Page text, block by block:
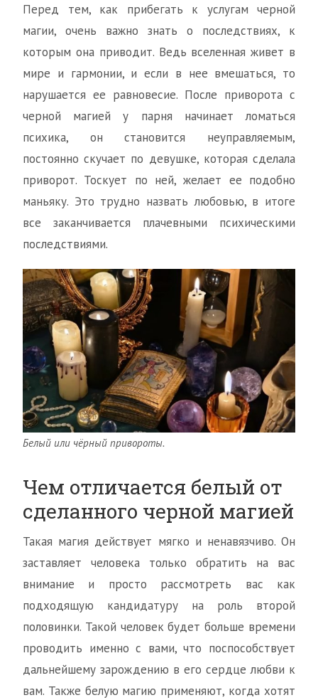
Перед тем, как прибегать к услугам черной
магии, очень важно знать о последствиях, к
которым она приводит. Ведь вселенная живет в
мире и гармонии, и если в нее вмешаться, то
нарушается ее равновесие. После приворота с
черной магией у парня начинает ломаться
психика, он становится неуправляемым,
постоянно скучает по девушке, которая сделала
приворот. Тоскует по ней, желает ее подобно
маньяку. Это трудно назвать любовью, в итоге
все заканчивается плачевными психическими
последствиями.
Белый или чёрный привороты.
Чем отличается белый от
сделанного черной магией
Такая магия действует мягко и ненавязчиво. Он
заставляет человека только обратить на вас
внимание и просто рассмотреть вас как
подходящую кандидатуру на роль второй
половинки. Такой человек будет больше времени
проводить именно с вами, что поспособствует
дальнейшему зарождению в его сердце любви к
вам. Также белую магию применяют, когда хотят